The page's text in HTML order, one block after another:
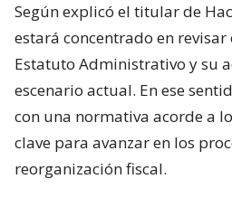
Según explicó el titular de
estará concentrado en
Estatuto Administrativo y su
escenario actual. En ese
con una normativa acorde a
clave para avanzar en los
reorganización fiscal.